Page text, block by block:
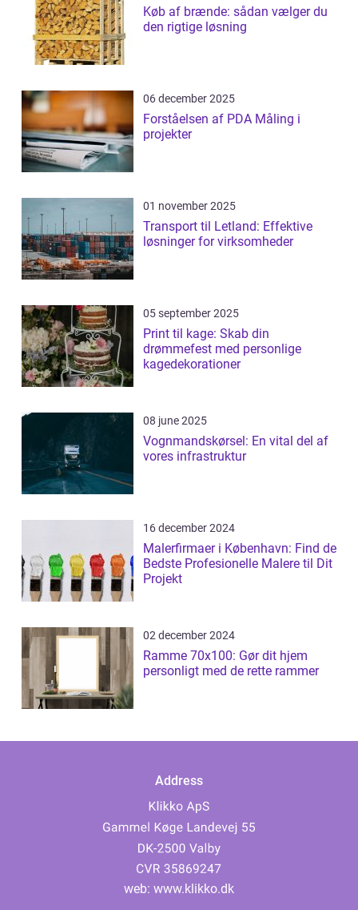
Køb af brænde: sådan vælger du
den rigtige løsning
06 december 2025
Forståelsen af PDA Måling i
projekter
01 november 2025
Transport til Letland: Effektive
løsninger for virksomheder
05 september 2025
Print til kage: Skab din
drømmefest med personlige
kagedekorationer
08 june 2025
Vognmandskørsel: En vital del af
vores infrastruktur
16 december 2024
Malerfirmaer i København: Find de
Bedste Profesionelle Malere til Dit
Projekt
02 december 2024
Ramme 70x100: Gør dit hjem
personligt med de rette rammer
Address
web: www.klikko.dk